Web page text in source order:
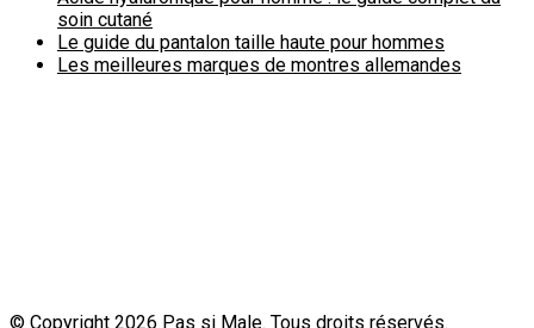
soin cutané
Le guide du pantalon taille haute pour hommes
Les meilleures marques de montres allemandes
© Copyright 2026 Pas si Male. Tous droits réservés.